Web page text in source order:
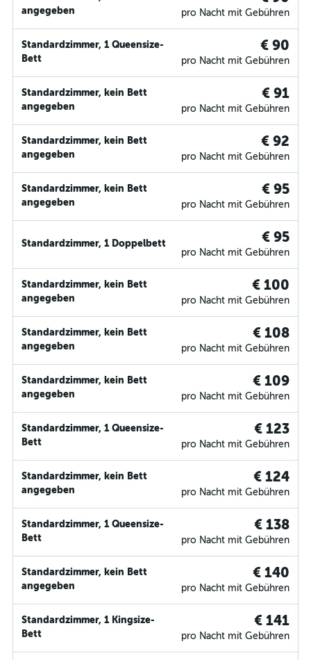
angegeben
pro Nacht mit Gebühren
Standardzimmer, 1 Queensize-
Bett
€ 90
pro Nacht mit Gebühren
Standardzimmer, kein Bett
angegeben
€ 91
pro Nacht mit Gebühren
Standardzimmer, kein Bett
angegeben
€ 92
pro Nacht mit Gebühren
Standardzimmer, kein Bett
angegeben
€ 95
pro Nacht mit Gebühren
Standardzimmer, 1 Doppelbett € 95
pro Nacht mit Gebühren
Standardzimmer, kein Bett
angegeben
€ 100
pro Nacht mit Gebühren
Standardzimmer, kein Bett
angegeben
€ 108
pro Nacht mit Gebühren
Standardzimmer, kein Bett
angegeben
€ 109
pro Nacht mit Gebühren
Standardzimmer, 1 Queensize-
Bett
€ 123
pro Nacht mit Gebühren
Standardzimmer, kein Bett
angegeben
€ 124
pro Nacht mit Gebühren
Standardzimmer, 1 Queensize-
Bett
€ 138
pro Nacht mit Gebühren
Standardzimmer, kein Bett
angegeben
€ 140
pro Nacht mit Gebühren
Standardzimmer, 1 Kingsize-
Bett
€ 141
pro Nacht mit Gebühren